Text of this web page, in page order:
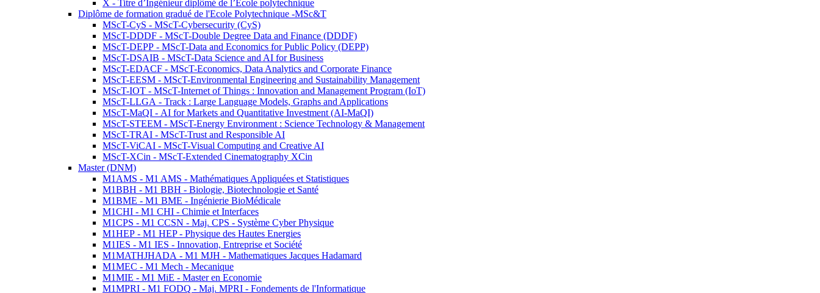
X - Titre d’Ingénieur diplômé de l’École polytechnique
Diplôme de formation gradué de l'Ecole Polytechnique -MSc&T
MScT-CyS - MScT-Cybersecurity (CyS)
MScT-DDDF - MScT-Double Degree Data and Finance (DDDF)
MScT-DEPP - MScT-Data and Economics for Public Policy (DEPP)
MScT-DSAIB - MScT-Data Science and AI for Business
MScT-EDACF - MScT-Economics, Data Analytics and Corporate Finance
MScT-EESM - MScT-Environmental Engineering and Sustainability Management
MScT-IOT - MScT-Internet of Things : Innovation and Management Program (IoT)
MScT-LLGA - Track : Large Language Models, Graphs and Applications
MScT-MaQI - AI for Markets and Quantitative Investment (AI-MaQI)
MScT-STEEM - MScT-Energy Environment : Science Technology & Management
MScT-TRAI - MScT-Trust and Responsible AI
MScT-ViCAI - MScT-Visual Computing and Creative AI
MScT-XCin - MScT-Extended Cinematography XCin
Master (DNM)
M1AMS - M1 AMS - Mathématiques Appliquées et Statistiques
M1BBH - M1 BBH - Biologie, Biotechnologie et Santé
M1BME - M1 BME - Ingénierie BioMédicale
M1CHI - M1 CHI - Chimie et Interfaces
M1CPS - M1 CCSN - Maj. CPS - Système Cyber Physique
M1HEP - M1 HEP - Physique des Hautes Energies
M1IES - M1 IES - Innovation, Entreprise et Société
M1MATHJHADA - M1 MJH - Mathematiques Jacques Hadamard
M1MEC - M1 Mech - Mecanique
M1MIE - M1 MiE - Master en Economie
M1MPRI - M1 FODQ - Maj. MPRI - Fondements de l'Informatique